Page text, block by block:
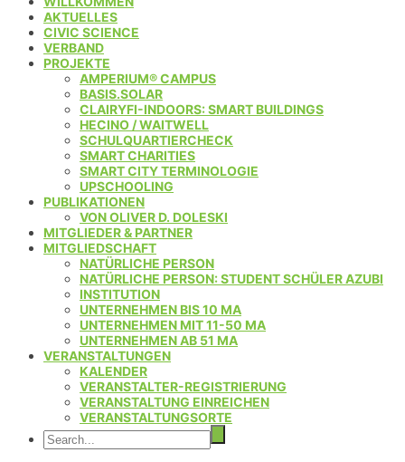
AKTUELLES
CIVIC SCIENCE
VERBAND
PROJEKTE
AMPERIUM® CAMPUS
BASIS.SOLAR
CLAIRYFI-INDOORS: SMART BUILDINGS
HECINO / WAITWELL
SCHULQUARTIERCHECK
SMART CHARITIES
SMART CITY TERMINOLOGIE
UPSCHOOLING
PUBLIKATIONEN
VON OLIVER D. DOLESKI
MITGLIEDER & PARTNER
MITGLIEDSCHAFT
NATÜRLICHE PERSON
NATÜRLICHE PERSON: STUDENT SCHÜLER AZUBI
INSTITUTION
UNTERNEHMEN BIS 10 MA
UNTERNEHMEN MIT 11-50 MA
UNTERNEHMEN AB 51 MA
VERANSTALTUNGEN
KALENDER
VERANSTALTER-REGISTRIERUNG
VERANSTALTUNG EINREICHEN
VERANSTALTUNGSORTE